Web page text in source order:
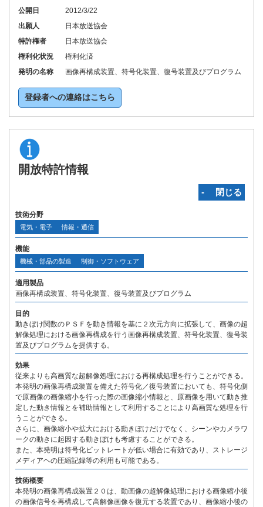
公開日
2012/3/22
出願人
日本放送協会
特許権者
日本放送協会
権利化状況
権利化済
発明の名称
画像再構成装置、符号化装置、復号装置及びプログラム
登録者への連絡はこちら
開放特許情報
‐ 閉じる
技術分野
電気・電子 情報・通信
機能
機械・部品の製造 制御・ソフトウェア
適用製品
画像再構成装置、符号化装置、復号装置及びプログラム
目的
動きぼけ関数のＰＳＦを動き情報を基に２次元方向に拡張して、画像の超
解像処理における画像再構成を行う画像再構成装置、符号化装置、復号装
置及びプログラムを提供する。
効果
従来よりも高画質な超解像処理における再構成処理を行うことができる。
本発明の画像再構成装置を備えた符号化／復号装置においても、符号化側
で原画像の画像縮小を行った際の画像縮小情報と、原画像を用いて動き推
定した動き情報とを補助情報として利用することにより高画質な処理を行
うことができる。
さらに、画像縮小や拡大における動きぼけだけでなく、シーンやカメラワ
ークの動きに起因する動きぼけも考慮することができる。
また、本発明は符号化ビットレートが低い場合に有効であり、ストレージ
メディアヘの圧縮記録等の利用も可能である。
技術概要
本発明の画像再構成装置２０は、動画像の超解像処理における画像縮小後
の画像信号を再構成して高解像画像を復元する装置であり、画像縮小後の